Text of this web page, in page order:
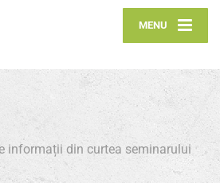
MENU
informații din curtea seminarului